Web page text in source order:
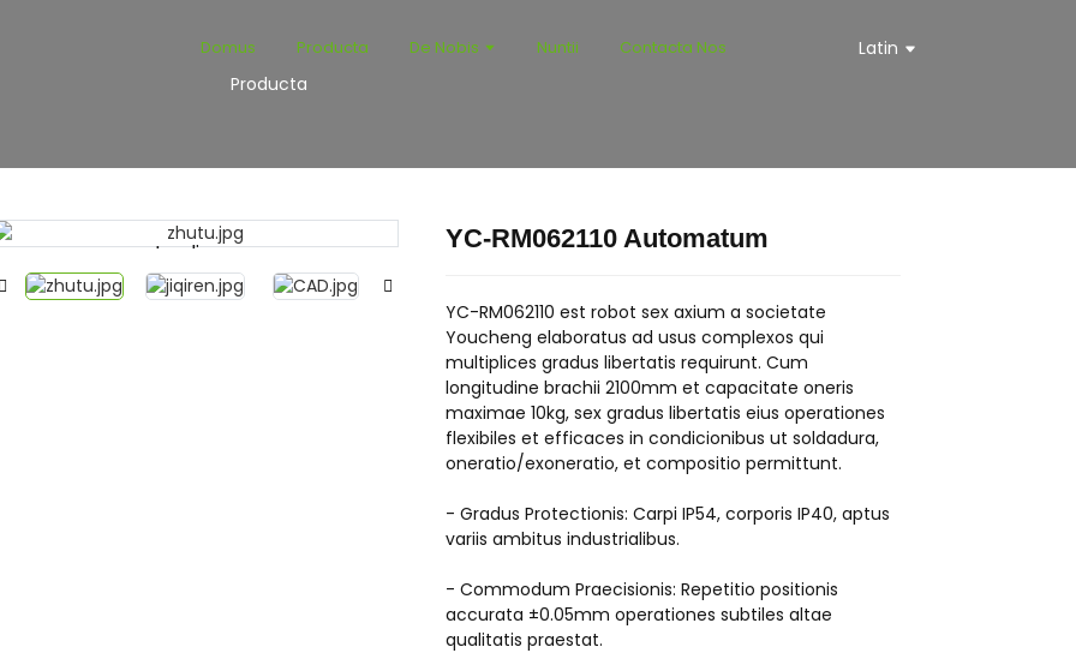
Domus Producta De Nobis Nuntii Contacta Nos
Latin
Producta
Loading...
Loading... Loading...
Loading...
YC-RM062110 Automatum
YC-RM062110 est robot sex axium a societate
Youcheng elaboratus ad usus complexos qui
multiplices gradus libertatis requirunt. Cum
longitudine brachii 2100mm et capacitate oneris
maximae 10kg, sex gradus libertatis eius operationes
flexibiles et efficaces in condicionibus ut soldadura,
oneratio/exoneratio, et compositio permittunt.
- Gradus Protectionis: Carpi IP54, corporis IP40, aptus
variis ambitus industrialibus.
- Commodum Praecisionis: Repetitio positionis
accurata ±0.05mm operationes subtiles altae
qualitatis praestat.